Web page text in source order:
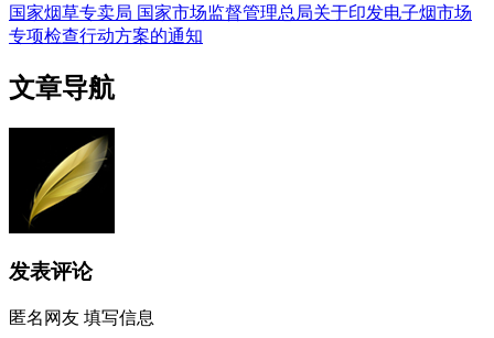
国家烟草专卖局 国家市场监督管理总局关于印发电子烟市场
专项检查行动方案的通知
文章导航
发表评论
匿名网友 填写信息